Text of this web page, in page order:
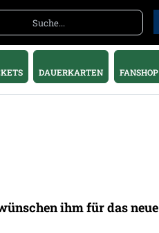
DAUERKARTEN FANSHOP
ihm für das neue